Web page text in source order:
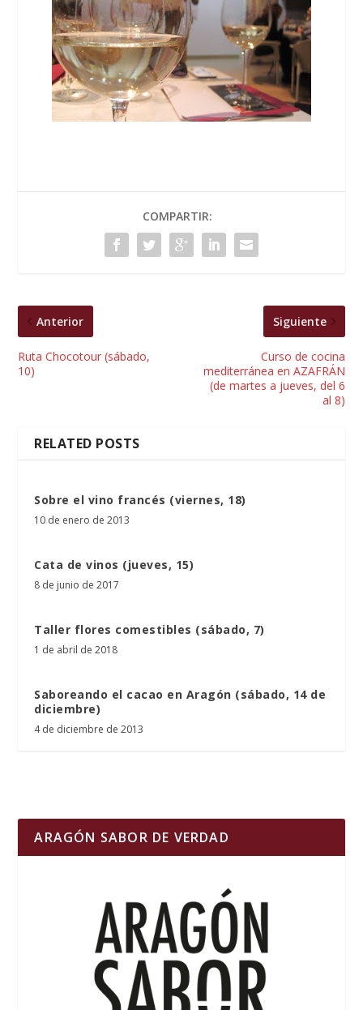
COMPARTIR:
Anterior
Ruta Chocotour (sábado,
10)
Siguiente
Curso de cocina
mediterránea en AZAFRÁN
(de martes a jueves, del 6
al 8)
RELATED POSTS
Sobre el vino francés (viernes, 18)
10 de enero de 2013
Cata de vinos (jueves, 15)
8 de junio de 2017
Taller flores comestibles (sábado, 7)
1 de abril de 2018
Saboreando el cacao en Aragón (sábado, 14 de
diciembre)
4 de diciembre de 2013
ARAGÓN SABOR DE VERDAD